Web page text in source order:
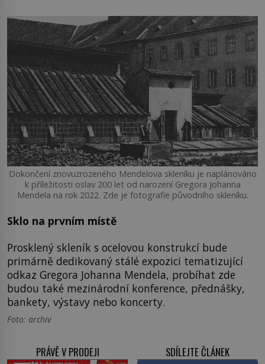
Dokončení znovuzrozeného Mendelova skleníku je naplánováno
k příležitosti oslav 200 let od narození Gregora Johanna
Mendela na rok 2022. Zde je fotografie původního skleníku.
Sklo na prvním místě
Prosklený skleník s ocelovou konstrukcí bude
primárně dedikovaný stálé expozici tematizující
odkaz Gregora Johanna Mendela, probíhat zde
budou také mezinárodní konference, přednášky,
bankety, výstavy nebo koncerty.
Foto: archiv
PRÁVĚ V PRODEJI SDÍLEJTE ČLÁNEK